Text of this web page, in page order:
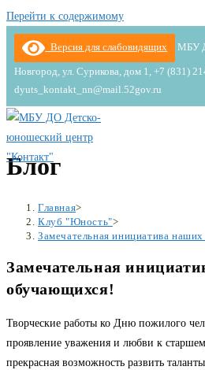
Перейти к содержимому
Версия для слабовидящих МБУ
Новгород, ул. Сурикова, дом 1, +7 (831)
dyuts_kontakt_nn@mail.52gov.ru
Блог
Главная>
Клуб "Юность">
Замечательная инициатива
Замечательная
обучающихся!
Творческие работы ко Дню пожилого
проявление уважения и любви к
прекрасная возможность развить